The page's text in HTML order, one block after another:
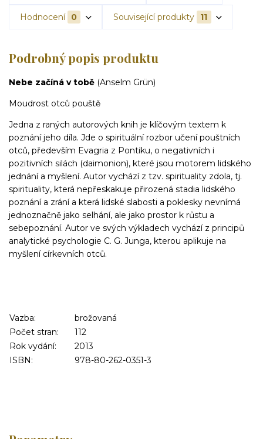
Hodnocení 0 Související produkty 11
Podrobný popis produktu
Nebe začíná v tobě (Anselm Grün)
Moudrost otců pouště
Jedna z raných autorových knih je klíčovým textem k
poznání jeho díla. Jde o spirituální rozbor učení pouštních
otců, především Evagria z Pontiku, o negativních i
pozitivních silách (daimonion), které jsou motorem lidského
jednání a myšlení. Autor vychází z tzv. spirituality zdola, tj.
spirituality, která nepřeskakuje přirozená stadia lidského
poznání a zrání a která lidské slabosti a poklesky nevnímá
jednoznačně jako selhání, ale jako prostor k růstu a
sebepoznání. Autor ve svých výkladech vychází z principů
analytické psychologie C. G. Junga, kterou aplikuje na
myšlení církevních otců.
Vazba:
brožovaná
Počet stran:
112
Rok vydání:
2013
ISBN:
978-80-262-0351-3